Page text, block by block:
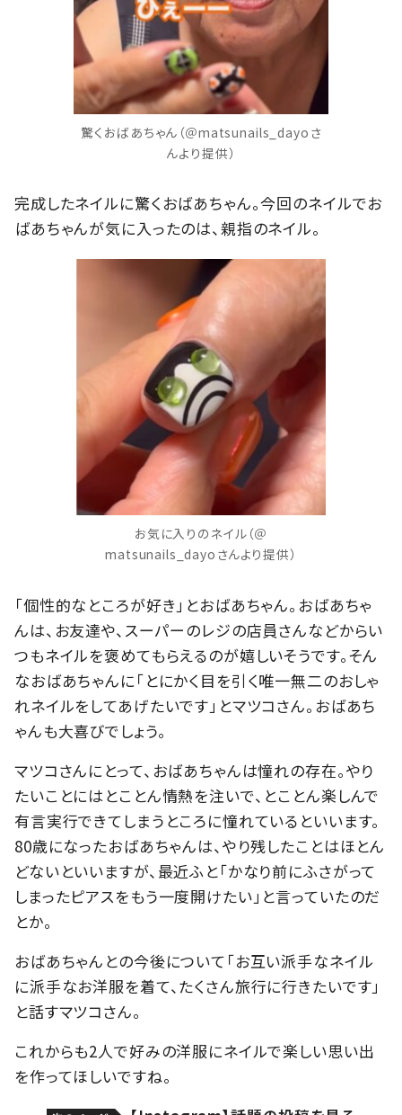
驚くおばあちゃん（＠matsunails_dayoさ
んより提供）
完成したネイルに驚くおばあちゃん。今回のネイルでお
ばあちゃんが気に入ったのは、親指のネイル。
お気に入りのネイル（＠
matsunails_dayoさんより提供）
「個性的なところが好き」とおばあちゃん。おばあちゃ
んは、お友達や、スーパーのレジの店員さんなどからい
つもネイルを褒めてもらえるのが嬉しいそうです。そん
なおばあちゃんに「とにかく目を引く唯一無二のおしゃ
れネイルをしてあげたいです」とマツコさん。おばあち
ゃんも大喜びでしょう。
マツコさんにとって、おばあちゃんは憧れの存在。やり
たいことにはとことん情熱を注いで、とことん楽しんで
有言実行できてしまうところに憧れているといいます。
80歳になったおばあちゃんは、やり残したことはほとん
どないといいますが、最近ふと「かなり前にふさがって
しまったピアスをもう一度開けたい」と言っていたのだ
とか。
おばあちゃんとの今後について「お互い派手なネイル
に派手なお洋服を着て、たくさん旅行に行きたいです」
と話すマツコさん。
これからも2人で好みの洋服にネイルで楽しい思い出
を作ってほしいですね。